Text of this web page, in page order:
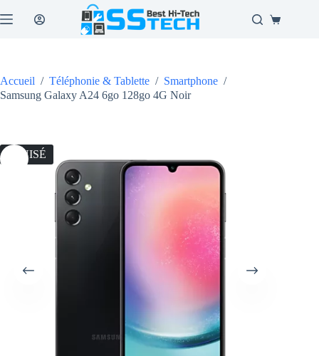
au
Panier
Accueil / Téléphonie & Tablette / Smartphone /
Samsung Galaxy A24 6go 128go 4G Noir
ÉPUISÉ